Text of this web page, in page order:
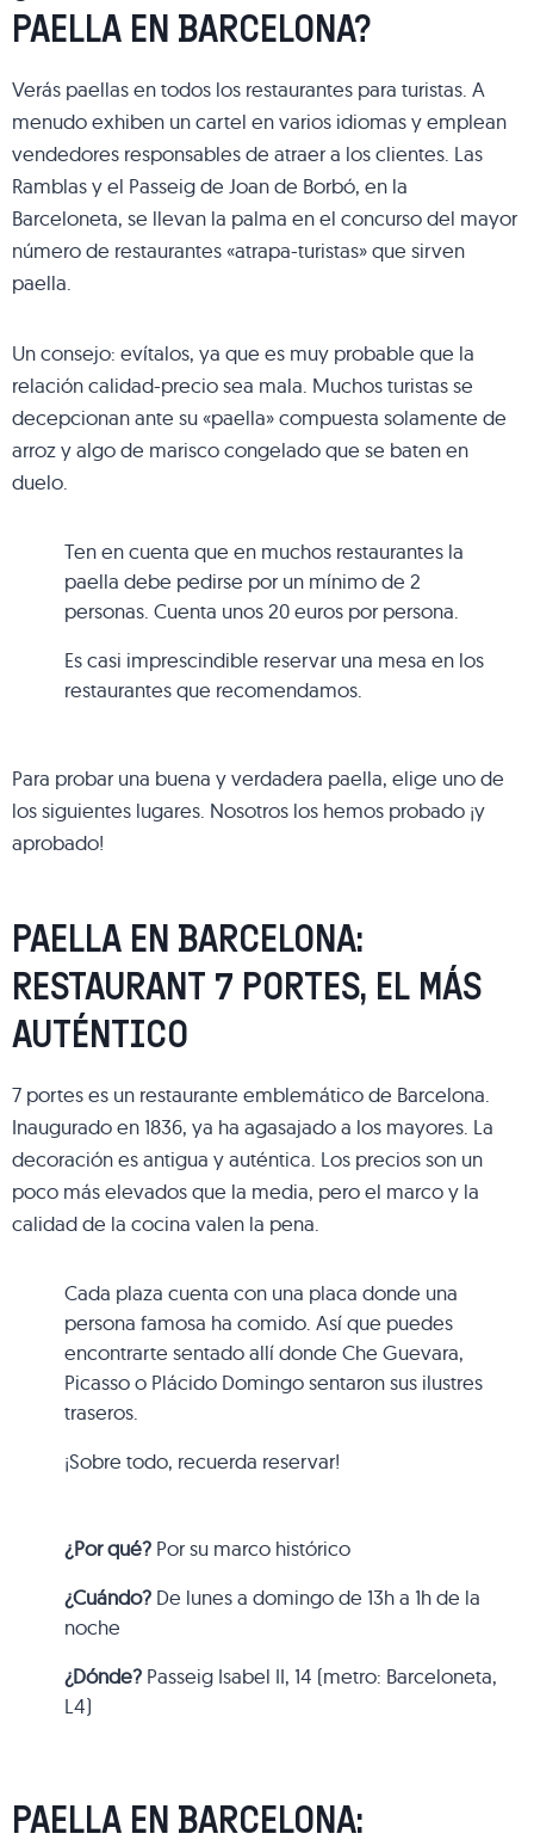
PAELLA EN BARCELONA?
Verás paellas en todos los restaurantes para turistas. A
menudo exhiben un cartel en varios idiomas y emplean
vendedores responsables de atraer a los clientes. Las
Ramblas y el Passeig de Joan de Borbó, en la
Barceloneta, se llevan la palma en el concurso del mayor
número de restaurantes «atrapa-turistas» que sirven
paella.
Un consejo: evítalos, ya que es muy probable que la
relación calidad-precio sea mala. Muchos turistas se
decepcionan ante su «paella» compuesta solamente de
arroz y algo de marisco congelado que se baten en
duelo.
Ten en cuenta que en muchos restaurantes la
paella debe pedirse por un mínimo de 2
personas. Cuenta unos 20 euros por persona.
Es casi imprescindible reservar una mesa en los
restaurantes que recomendamos.
Para probar una buena y verdadera paella, elige uno de
los siguientes lugares. Nosotros los hemos probado ¡y
aprobado!
PAELLA EN BARCELONA:
RESTAURANT 7 PORTES, EL MÁS
AUTÉNTICO
7 portes es un restaurante emblemático de Barcelona.
Inaugurado en 1836, ya ha agasajado a los mayores. La
decoración es antigua y auténtica. Los precios son un
poco más elevados que la media, pero el marco y la
calidad de la cocina valen la pena.
Cada plaza cuenta con una placa donde una
persona famosa ha comido. Así que puedes
encontrarte sentado allí donde Che Guevara,
Picasso o Plácido Domingo sentaron sus ilustres
traseros.
¡Sobre todo, recuerda reservar!
¿Por qué? Por su marco histórico
¿Cuándo? De lunes a domingo de 13h a 1h de la
noche
¿Dónde? Passeig Isabel II, 14 (metro: Barceloneta,
L4)
PAELLA EN BARCELONA: